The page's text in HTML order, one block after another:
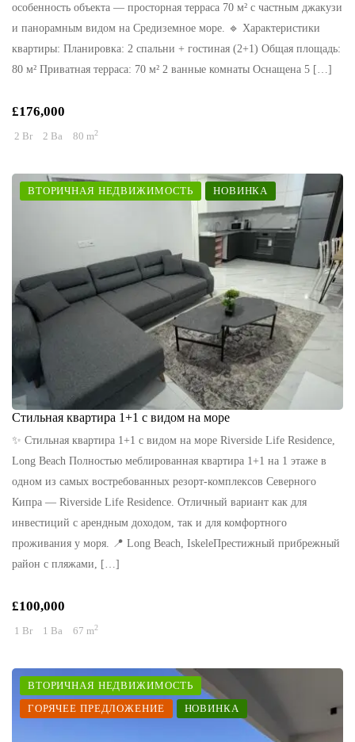
особенность объекта — просторная терраса 70 м² с частным джакузи
и панорамным видом на Средиземное море. 🔹 Характеристики
квартиры: Планировка: 2 спальни + гостиная (2+1) Общая площадь:
80 м² Приватная терраса: 70 м² 2 ванные комнаты Оснащена 5 […]
£176,000
2 Br 2 Ba 80 m2
ВТОРИЧНАЯ НЕДВИЖИМОСТЬ НОВИНКА
Стильная квартира 1+1 с видом на море
✨ Стильная квартира 1+1 с видом на море Riverside Life Residence,
Long Beach Полностью меблированная квартира 1+1 на 1 этаже в
одном из самых востребованных резорт-комплексов Северного
Кипра — Riverside Life Residence. Отличный вариант как для
инвестиций с арендным доходом, так и для комфортного
проживания у моря. 📍 Long Beach, IskeleПрестижный прибрежный
район с пляжами, […]
£100,000
1 Br 1 Ba 67 m2
ВТОРИЧНАЯ НЕДВИЖИМОСТЬ
ГОРЯЧЕЕ ПРЕДЛОЖЕНИЕ
НОВИНКА